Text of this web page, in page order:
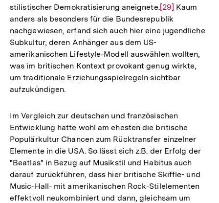
stilistischer Demokratisierung aneignete.Zur
Auflösung
der
[29] Kaum
anders als besonders für die Bundesrepublik
nachgewiesen, erfand sich auch hier eine jugendliche
Subkultur, deren Anhänger aus dem US-
amerikanischen Lifestyle-Modell auswählen wollten,
was im britischen Kontext provokant genug wirkte,
um traditionale Erziehungsspielregeln sichtbar
aufzukündigen.
Im Vergleich zur deutschen und französischen
Entwicklung hatte wohl am ehesten die britische
Populärkultur Chancen zum Rücktransfer einzelner
Elemente in die USA. So lässt sich z.B. der Erfolg der
"Beatles" in Bezug auf Musikstil und Habitus auch
darauf zurückführen, dass hier britische Skiffle- und
Music-Hall- mit amerikanischen Rock-Stilelementen
effektvoll neukombiniert und dann, gleichsam um